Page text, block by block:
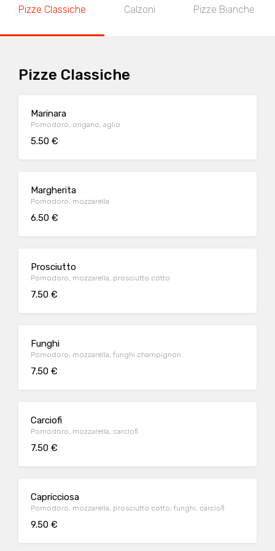
Pizze Classiche Calzoni Pizze Bianche
Pizze Classiche
Marinara
Pomodoro, origano, aglio
5.50 €
Margherita
Pomodoro, mozzarella
6.50 €
Prosciutto
Pomodoro, mozzarella, prosciutto cotto
7.50 €
Funghi
Pomodoro, mozzarella, funghi champignon
7.50 €
Carciofi
Pomodoro, mozzarella, carciofi
7.50 €
Capricciosa
Pomodoro, mozzarella, prosciutto cotto, funghi, carciofi
9.50 €